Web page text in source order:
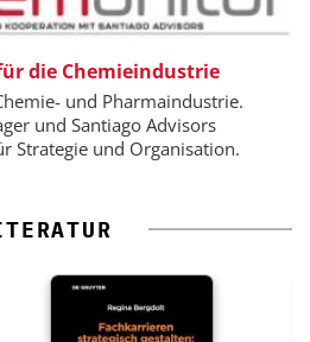
die Chemieindustrie
und Pharmaindustrie.
und Santiago Advisors
Strategie und Organisation.